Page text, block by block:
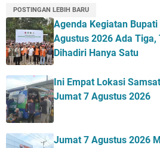
POSTINGAN LEBIH BARU
Agenda Kegiatan
Agustus 2026 Ada Tiga,
Dihadiri Hanya Satu
Ini Empat Lokasi
Jumat 7 Agustus 2026
Jumat 7 Agustus 2026